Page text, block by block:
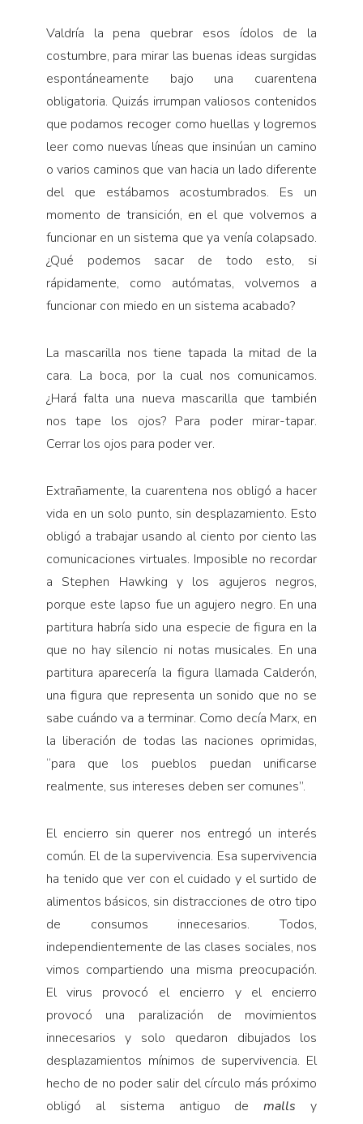
Valdría la pena quebrar esos ídolos de la
costumbre, para mirar las buenas ideas surgidas
espontáneamente bajo una cuarentena
obligatoria. Quizás irrumpan valiosos contenidos
que podamos recoger como huellas y logremos
leer como nuevas líneas que insinúan un camino
o varios caminos que van hacia un lado diferente
del que estábamos acostumbrados. Es un
momento de transición, en el que volvemos a
funcionar en un sistema que ya venía colapsado.
¿Qué podemos sacar de todo esto, si
rápidamente, como autómatas, volvemos a
funcionar con miedo en un sistema acabado?
La mascarilla nos tiene tapada la mitad de la
cara. La boca, por la cual nos comunicamos.
¿Hará falta una nueva mascarilla que también
nos tape los ojos? Para poder mirar-tapar.
Cerrar los ojos para poder ver.
Extrañamente, la cuarentena nos obligó a hacer
vida en un solo punto, sin desplazamiento. Esto
obligó a trabajar usando al ciento por ciento las
comunicaciones virtuales. Imposible no recordar
a Stephen Hawking y los agujeros negros,
porque este lapso fue un agujero negro. En una
partitura habría sido una especie de figura en la
que no hay silencio ni notas musicales. En una
partitura aparecería la figura llamada Calderón,
una figura que representa un sonido que no se
sabe cuándo va a terminar. Como decía Marx, en
la liberación de todas las naciones oprimidas,
“para que los pueblos puedan unificarse
realmente, sus intereses deben ser comunes”.
El encierro sin querer nos entregó un interés
común. El de la supervivencia. Esa supervivencia
ha tenido que ver con el cuidado y el surtido de
alimentos básicos, sin distracciones de otro tipo
de consumos innecesarios. Todos,
independientemente de las clases sociales, nos
vimos compartiendo una misma preocupación.
El virus provocó el encierro y el encierro
provocó una paralización de movimientos
innecesarios y solo quedaron dibujados los
desplazamientos mínimos de supervivencia. El
hecho de no poder salir del círculo más próximo
obligó al sistema antiguo demallsy